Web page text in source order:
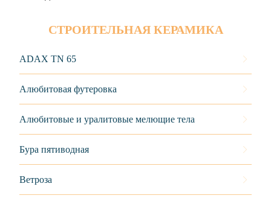
СТРОИТЕЛЬНАЯ КЕРАМИКА
ADAX TN 65
Алюбитовая футеровка
Алюбитовые и уралитовые мелющие тела
Бура пятиводная
Ветроза